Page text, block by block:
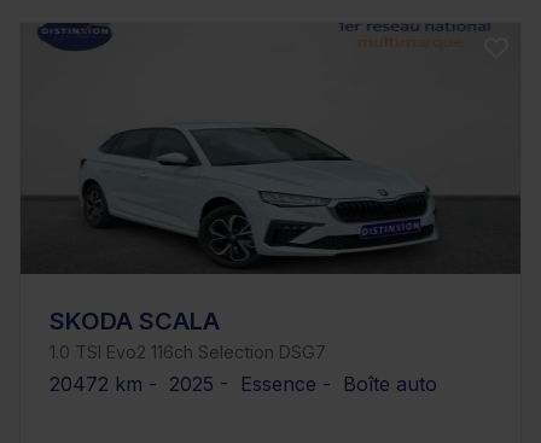
SKODA SCALA
1.0 TSI Evo2 116ch Selection DSG7
20472 km - 2025 - Essence - Boîte auto